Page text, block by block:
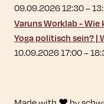
09.09.2026 12:30–
Varuns Worklab -
Yoga politisch sein? |
10.09.2026 17:00–